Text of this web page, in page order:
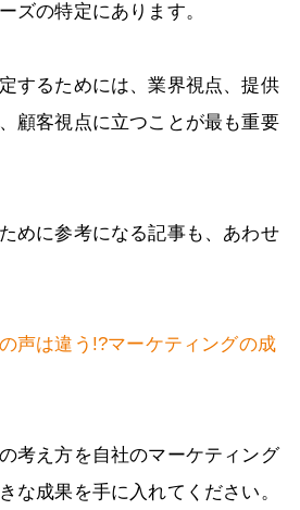
ズの特定にあります。
するためには、業界視点、提供
顧客視点に立つことが最も重要
めに参考になる記事も、あわせ
声は違う!?マーケティングの成
考え方を自社のマーケティング
な成果を手に入れてください。